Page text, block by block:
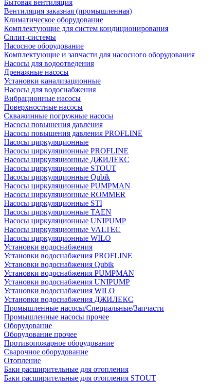
Бытовая вентиляция
Вентиляция заказная (промышленная)
Климатическое оборудование
Комплектующие для систем кондиционирования
Сплит-системы
Насосное оборудование
Комплектующие и запчасти для насосного оборудования
Насосы для водоотведения
Дренажные насосы
Установки канализационные
Насосы для водоснабжения
Вибрационные насосы
Поверхностные насосы
Скважинные погружные насосы
Насосы повышения давления
Насосы повышения давления PROFLINE
Насосы циркуляционные
Насосы циркуляционные PROFLINE
Насосы циркуляционные ДЖИЛЕКС
Насосы циркуляционные STOUT
Насосы циркуляционные Qubik
Насосы циркуляционные PUMPMAN
Насосы циркуляционные ROMMER
Насосы циркуляционные STI
Насосы циркуляционные TAEN
Насосы циркуляционные UNIPUMP
Насосы циркуляционные VALTEC
Насосы циркуляционные WILO
Установки водоснабжения
Установки водоснабжения PROFLINE
Установки водоснабжения Qubik
Установки водоснабжения PUMPMAN
Установки водоснабжения UNIPUMP
Установки водоснабжения WILO
Установки водоснабжения ДЖИЛЕКС
Промышленные насосы/Специальные/Запчасти
Промышленные насосы прочее
Оборудование
Оборудование прочее
Противопожарное оборудование
Сварочное оборудование
Отопление
Баки расширительные для отопления
Баки расширительные для отопления STOUT